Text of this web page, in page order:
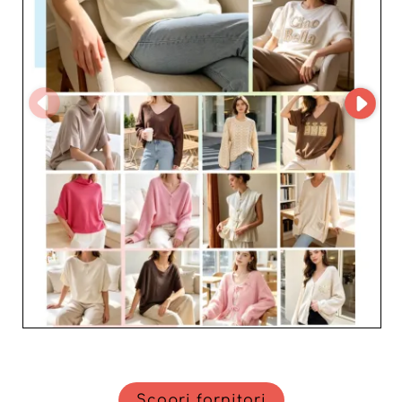
clientela alla ricerca di prodotti eleganti e
contemporanei.